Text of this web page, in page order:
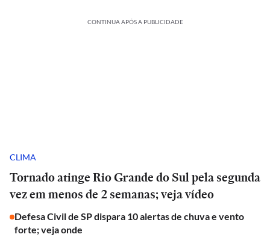
CONTINUA APÓS A PUBLICIDADE
CLIMA
Tornado atinge Rio Grande do Sul pela segunda
vez em menos de 2 semanas; veja vídeo
Defesa Civil de SP dispara 10 alertas de chuva e vento
forte; veja onde